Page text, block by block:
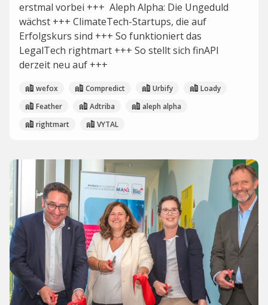
erstmal vorbei +++ Aleph Alpha: Die Ungeduld
wächst +++ ClimateTech-Startups, die auf
Erfolgskurs sind +++ So funktioniert das
LegalTech rightmart +++ So stellt sich finAPI
derzeit neu auf +++
wefox Compredict Urbify
Loady
Feather
Adtriba
aleph alpha
rightmart
VYTAL